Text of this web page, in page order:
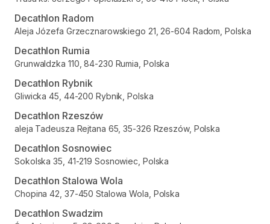
Decathlon Radom
Aleja Józefa Grzecznarowskiego 21, 26-604 Radom, Polska
Decathlon Rumia
Grunwaldzka 110, 84-230 Rumia, Polska
Decathlon Rybnik
Gliwicka 45, 44-200 Rybnik, Polska
Decathlon Rzeszów
aleja Tadeusza Rejtana 65, 35-326 Rzeszów, Polska
Decathlon Sosnowiec
Sokolska 35, 41-219 Sosnowiec, Polska
Decathlon Stalowa Wola
Chopina 42, 37-450 Stalowa Wola, Polska
Decathlon Swadzim